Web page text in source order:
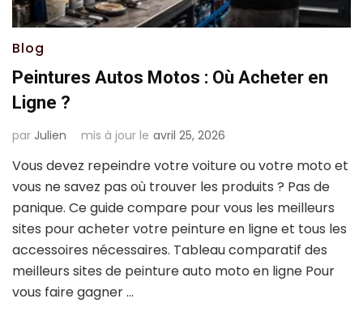
Blog
Peintures Autos Motos : Où Acheter en
Ligne ?
par Julien mis à jour le avril 25, 2026
Vous devez repeindre votre voiture ou votre moto et
vous ne savez pas où trouver les produits ? Pas de
panique. Ce guide compare pour vous les meilleurs
sites pour acheter votre peinture en ligne et tous les
accessoires nécessaires. Tableau comparatif des
meilleurs sites de peinture auto moto en ligne Pour
vous faire gagner …